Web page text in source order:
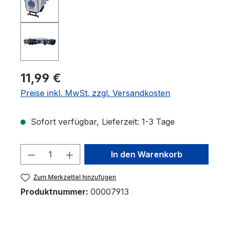
11,99 €
Preise inkl. MwSt. zzgl. Versandkosten
Sofort verfügbar, Lieferzeit: 1-3 Tage
Produkt Anzahl: Gib den
In den Warenkorb
Zum Merkzettel hinzufügen
Produktnummer: 00007913